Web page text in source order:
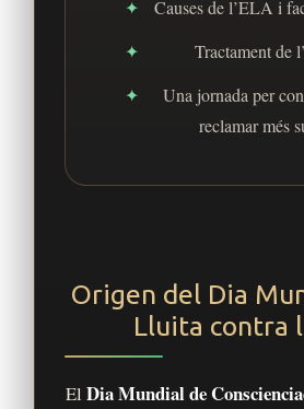
Causes de l’ELA i
Tractament de
Una jornada per
reclamar més
Origen del Dia
Lluita contra
El Dia Mundial de